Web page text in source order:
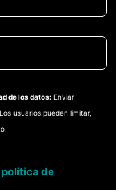
de los datos: Enviar
Los usuarios pueden limitar,
política de